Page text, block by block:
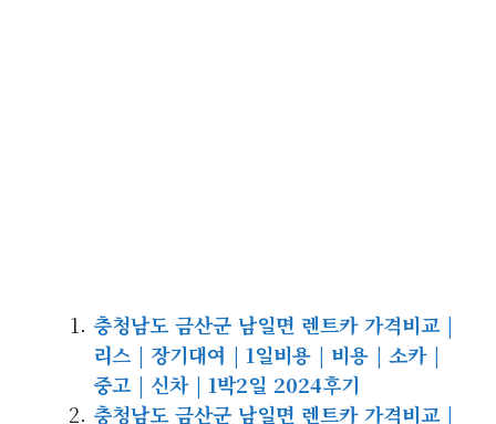
충청남도 금산군 남일면 렌트카 가격비교 |
리스 | 장기대여 | 1일비용 | 비용 | 소카 |
중고 | 신차 | 1박2일 2024후기
충청남도 금산군 남일면 렌트카 가격비교 |